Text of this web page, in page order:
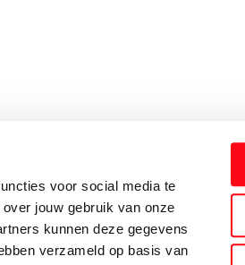
voor social media te
jouw gebruik van onze
kunnen deze gegevens
verzameld op basis van